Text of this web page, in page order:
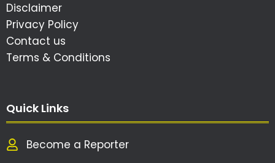
Disclaimer
Privacy Policy
Contact us
Terms & Conditions
Quick Links
Become a Reporter